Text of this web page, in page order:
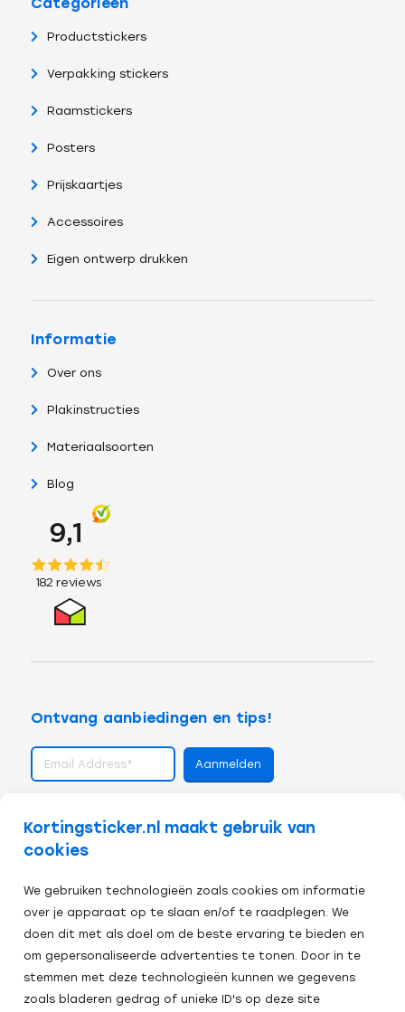
Kortingsticker.nl maakt gebruik van
cookies
We gebruiken technologieën zoals cookies om informatie
over je apparaat op te slaan en/of te raadplegen. We
doen dit met als doel om de beste ervaring te bieden en
om gepersonaliseerde advertenties te tonen. Door in te
stemmen met deze technologieën kunnen we gegevens
zoals bladeren gedrag of unieke ID's op deze site
Productstickers
Verpakking stickers
Raamstickers
Posters
Prijskaartjes
Accessoires
Eigen ontwerp drukken
Informatie
Over ons
Plakinstructies
Materiaalsoorten
Blog
Ontvang aanbiedingen en tips!